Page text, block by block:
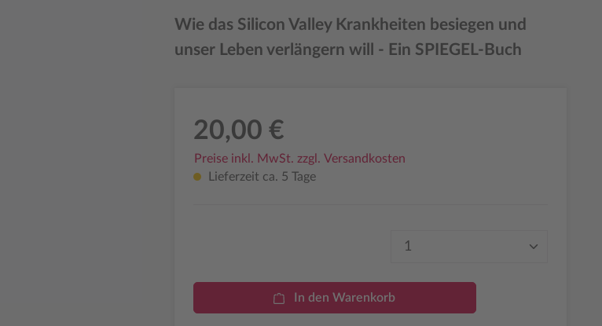
Wie das Silicon Valley Krankheiten besiegen und
unser Leben verlängern will - Ein SPIEGEL-Buch
20,00 €
Preise inkl. MwSt. zzgl. Versandkosten
Lieferzeit ca. 5 Tage
Produkt Anzahl: Gib
In den Warenkorb